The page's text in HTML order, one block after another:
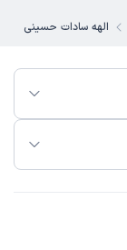
الهه سادات حسینی